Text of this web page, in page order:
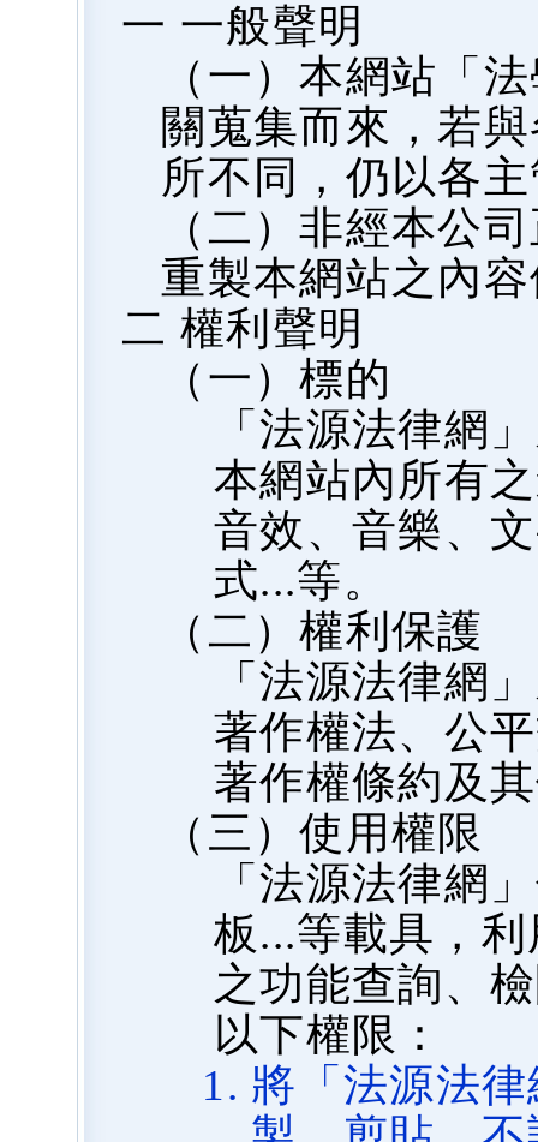
一 一般聲明
（一）本網站「
關蒐集而來，若
所不同，仍以各
（二）非經本公
重製本網站之內
二 權利聲明
（一）標的
「法源法律網
本網站內所有
音效、音樂、
式...等。
（二）權利保護
「法源法律網
著作權法、公
著作權條約及
（三）使用權限
「法源法律網
板...等載具，
之功能查詢、
以下權限：
將「法源法